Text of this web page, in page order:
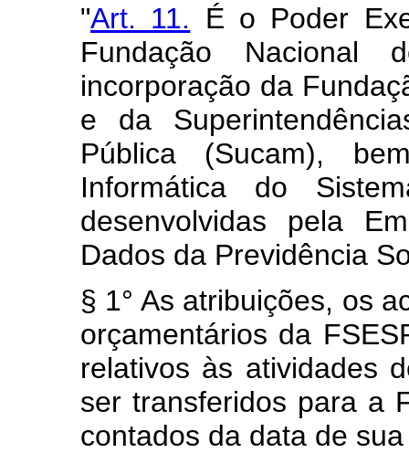
"Art. 11. É o Poder
Fundação Nacional
incorporação da
e da
Pública (Sucam),
Informática do
desenvolvidas pela
Dados da Previdência
§ 1° As atribuições, os
orçamentários da
relativos às atividades
ser transferidos para a
contados da data de